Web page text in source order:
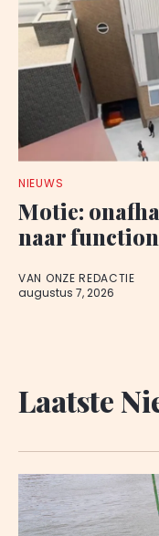
NIEUWS
Motie:
naar
VAN ONZE REDACTIE
augustus 7, 2026
Laatste